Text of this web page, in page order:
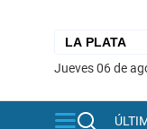
jueves 06 de